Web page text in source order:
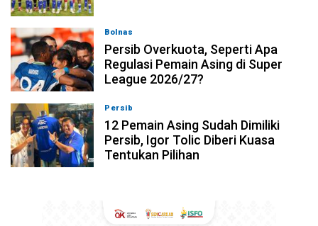
Bolnas
Persib Overkuota, Seperti Apa
Regulasi Pemain Asing di Super
League 2026/27?
Persib
12 Pemain Asing Sudah Dimiliki
Persib, Igor Tolic Diberi Kuasa
Tentukan Pilihan